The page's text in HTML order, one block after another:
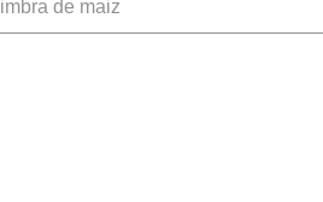
simbra de maiz